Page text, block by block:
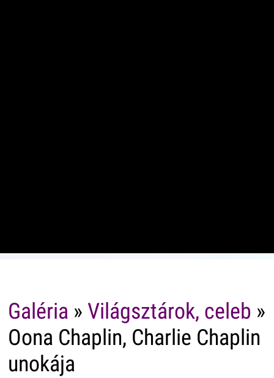
Galéria » Világsztárok, celeb »
Oona Chaplin, Charlie Chaplin
unokája